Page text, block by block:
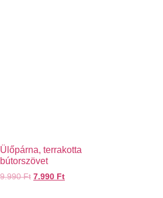
Ülőpárna, terrakotta
bútorszövet
9.990Ft 7.990 Ft